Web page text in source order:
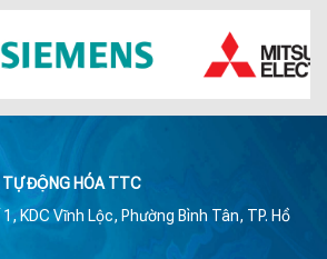
ĐỘNG HÓA TTC
KDC Vĩnh Lộc, Phường Bình Tân, TP. Hồ